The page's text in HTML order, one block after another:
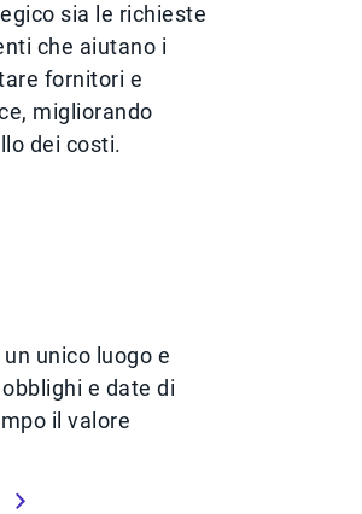
sia le richieste
che aiutano i
fornitori e
migliorando
dei costi.
unico luogo e
e date di
il valore